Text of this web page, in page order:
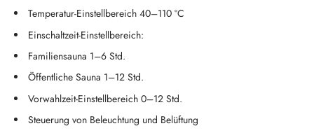
Temperatur-Einstellbereich 40–110 °C
Einschaltzeit-Einstellbereich:
Familiensauna 1–6 Std.
Öffentliche Sauna 1–12 Std.
Vorwahlzeit-Einstellbereich 0–12 Std.
Steuerung von Beleuchtung und Belüftung